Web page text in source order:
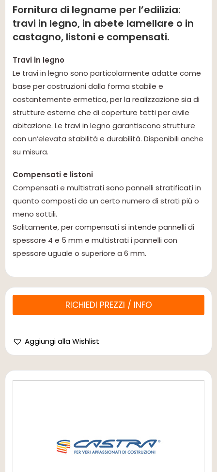
Fornitura di legname per l’edilizia:
travi in legno, in abete lamellare o in
castagno, listoni e compensati.
Travi in legno
Le travi in legno sono particolarmente adatte come
base per costruzioni dalla forma stabile e
costantemente ermetica, per la realizzazione sia di
strutture esterne che di coperture tetti per civile
abitazione. Le travi in legno garantiscono strutture
con un’elevata stabilità e durabilità. Disponibili anche
su misura.
Compensati e listoni
Compensati e multistrati sono pannelli stratificati in
quanto composti da un certo numero di strati più o
meno sottili.
Solitamente, per compensati si intende pannelli di
spessore 4 e 5 mm e multistrati i pannelli con
spessore uguale o superiore a 6 mm.
RICHIEDI PREZZI / INFO
Aggiungi alla Wishlist